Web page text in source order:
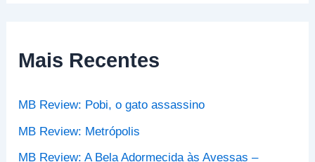
s
a
o
:
Mais Recentes
MB Review: Pobi, o gato assassino
MB Review: Metrópolis
MB Review: A Bela Adormecida às Avessas –